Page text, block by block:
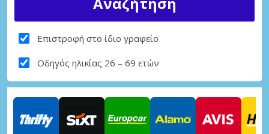
Επιστροφή στο ίδιο γραφείο
Οδηγός ηλικίας 26 – 69 ετών